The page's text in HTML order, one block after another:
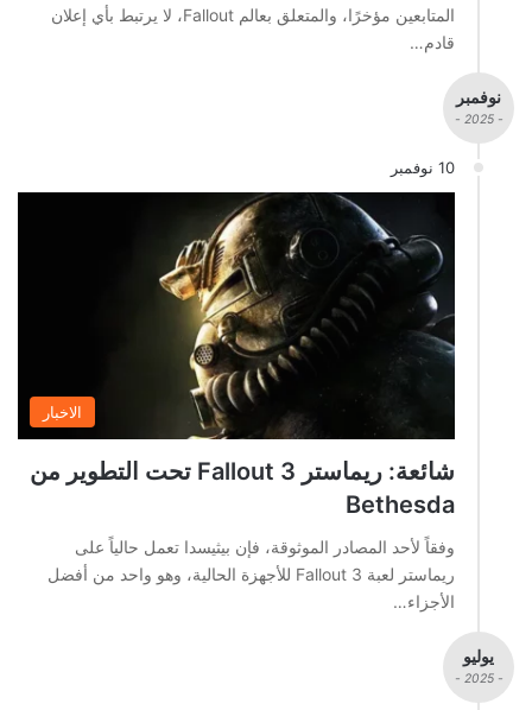
المتابعين مؤخرًا، والمتعلق بعالم Fallout، لا يرتبط بأي إعلان
قادم…
نوفمبر
- 2025 -
10 نوفمبر
الاخبار
شائعة: ريماستر Fallout 3 تحت التطوير من
Bethesda
وفقاً لأحد المصادر الموثوقة، فإن بيثيسدا تعمل حالياً على
ريماستر لعبة Fallout 3 للأجهزة الحالية، وهو واحد من أفضل
الأجزاء…
يوليو
- 2025 -